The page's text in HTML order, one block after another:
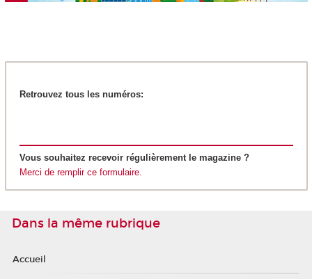
Retrouvez tous les numéros:
Vous souhaitez recevoir régulièrement le magazine ?
Merci de remplir ce formulaire.
Dans la même rubrique
Accueil